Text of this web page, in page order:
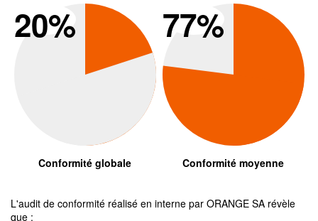
Conformité
20%
Conformité globale
77%
Conformité moyenne
L'audit de conformité réalisé en interne par ORANGE SA révèle
que :